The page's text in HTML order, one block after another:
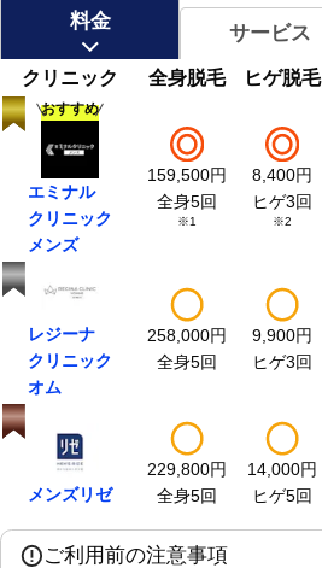
料金
サービス
クリニック 全身脱毛 ヒゲ脱毛
おすすめ
エミナル
クリニック
メンズ
159,500円
全身5回
※1
8,400円
ヒゲ3回
※2
レジーナ
クリニック
オム
258,000円
全身5回
9,900円
ヒゲ3回
メンズリゼ
229,800円
全身5回
14,000円
ヒゲ5回
ご利用前の注意事項